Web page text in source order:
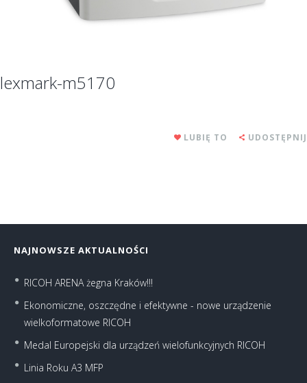
lexmark-m5170
LUBIĘ TO UDOSTĘPNIJ
NAJNOWSZE AKTUALNOŚCI
RICOH ARENA żegna Kraków!!!
Ekonomiczne, oszczędne i efektywne - nowe urządzenie
wielkoformatowe RICOH
Medal Europejski dla urządzeń wielofunkcyjnych RICOH
Linia Roku A3 MFP